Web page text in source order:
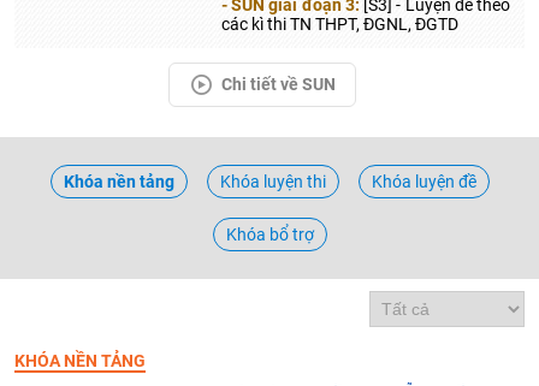
- SUN giai đoạn 3: [S3] - Luyện đề theo
các kì thi TN THPT, ĐGNL, ĐGTD
Chi tiết về SUN
Khóa nền tảng Khóa luyện thi Khóa luyện đề
Khóa bổ trợ
KHÓA NỀN TẢNG